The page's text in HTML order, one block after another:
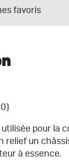
favoris
pour la
relief un
à essence.